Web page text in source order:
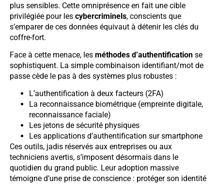
plus sensibles. Cette omniprésence en fait une cible
privilégiée pour les cybercriminels, conscients que
s’emparer de ces données équivaut à détenir les clés du
coffre-fort.
Face à cette menace, les méthodes d’authentification se
sophistiquent. La simple combinaison identifiant/mot de
passe cède le pas à des systèmes plus robustes :
L’authentification à deux facteurs (2FA)
La reconnaissance biométrique (empreinte digitale,
reconnaissance faciale)
Les jetons de sécurité physiques
Les applications d’authentification sur smartphone
Ces outils, jadis réservés aux entreprises ou aux
techniciens avertis, s’imposent désormais dans le
quotidien du grand public. Leur adoption massive
témoigne d’une prise de conscience : protéger son identité